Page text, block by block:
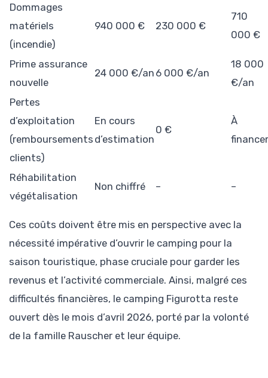
Dommages
matériels
(incendie)
940 000 € 230 000 €
710
000 €
Prime assurance
nouvelle
24 000 €/an 6 000 €/an
18 000
€/an
Pertes
d’exploitation
(remboursements
clients)
En cours
d’estimation
0 €
À
financer
Réhabilitation
végétalisation
Non chiffré – –
Ces coûts doivent être mis en perspective avec la
nécessité impérative d’ouvrir le camping pour la
saison touristique, phase cruciale pour garder les
revenus et l’activité commerciale. Ainsi, malgré ces
difficultés financières, le camping Figurotta reste
ouvert dès le mois d’avril 2026, porté par la volonté
de la famille Rauscher et leur équipe.